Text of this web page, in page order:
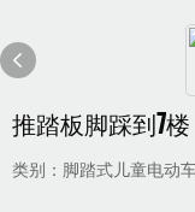
推踏板脚踩到7楼
类别：脚踏式儿童电动